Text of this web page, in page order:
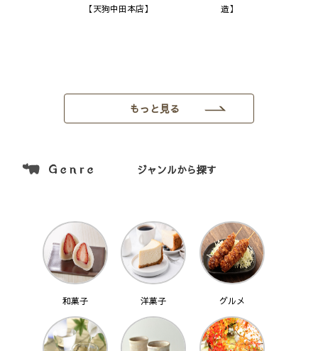
【天狗中田本店】
造】
もっと見る
ジャンルから探す
和菓子 洋菓子 グルメ